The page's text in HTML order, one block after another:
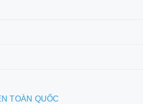
TOÀN QUỐC